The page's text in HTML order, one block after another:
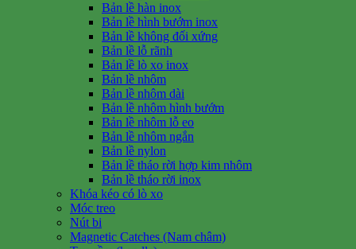
Bản lề hàn inox
Bản lề hình bướm inox
Bản lề không đối xứng
Bản lề lỗ rãnh
Bản lề lò xo inox
Bản lề nhôm
Bản lề nhôm dài
Bản lề nhôm hình bướm
Bản lề nhôm lỗ eo
Bản lề nhôm ngắn
Bản lề nylon
Bản lề tháo rời hợp kim nhôm
Bản lề tháo rời inox
Khóa kéo có lò xo
Móc treo
Nút bi
Magnetic Catches (Nam châm)